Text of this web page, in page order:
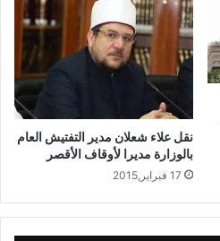
نقل علاء شعلان مدير التفتيش العام
بالوزارة مديرا لأوقاف الأقصر
17 فبراير,2015